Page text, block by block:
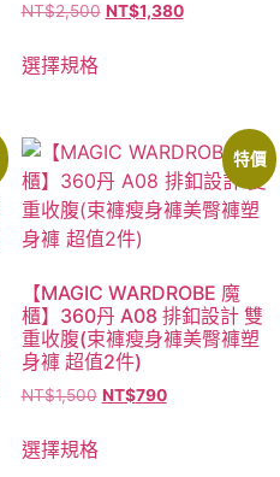
NT$2,500 NT$1,380
選擇規格
特價
【MAGIC WARDROBE 魔
櫃】360丹 A08 排釦設計 雙
重收腹(束褲瘦身褲美臀褲塑
身褲 超值2件)
NT$1,500 NT$790
選擇規格